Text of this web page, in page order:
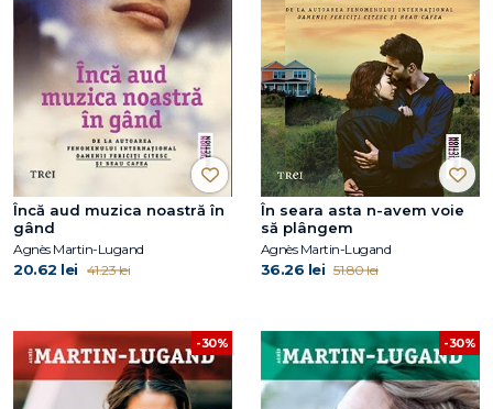
Încă aud muzica noastră în
gând
Agnès Martin-Lugand
20.62 lei 41.23 lei
În seara asta n-avem voie
să plângem
Agnès Martin-Lugand
36.26 lei 51.80 lei
-30% -30%